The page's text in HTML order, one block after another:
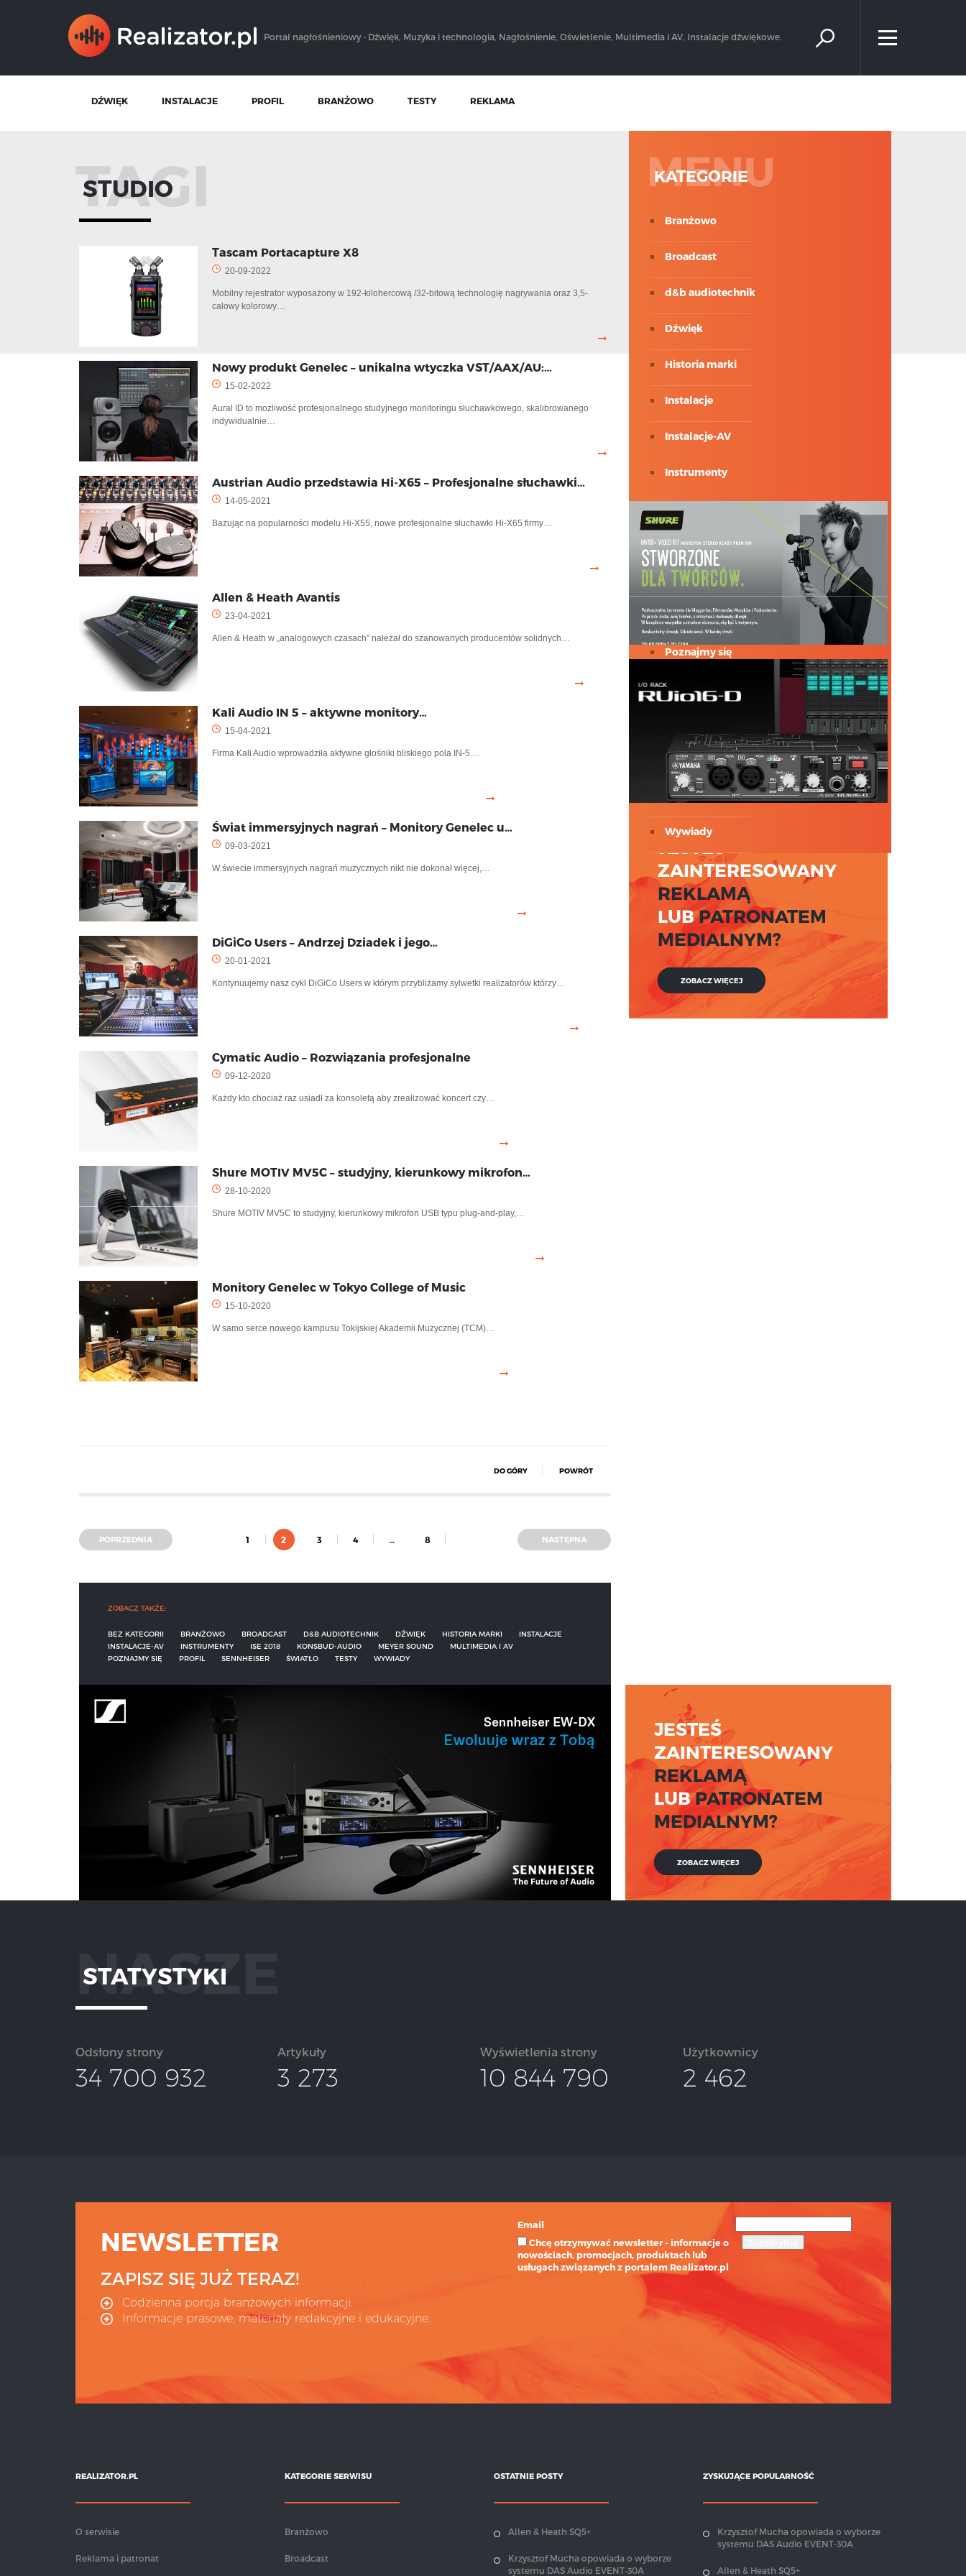
Portal nagłośnieniowy - Dźwięk, Muzyka i technologia, Nagłośnienie, Oświetlenie, Multimedia i AV, Instalacje dźwiękowe.
DŹWIĘK INSTALACJE PROFIL BRANŻOWO TESTY REKLAMA
TAGI
STUDIO MENU
KATEGORIE
Branżowo
Broadcast
d&b audiotechnik
Dźwięk
Historia marki
Instalacje
Instalacje-AV
Instrumenty
ISE 2018
Konsbud-Audio
Meyer Sound
Multimedia i av
Poznajmy się
Profil
Światło
Testy
Wywiady
Tascam Portacapture X8
20-09-2022
Mobilny rejestrator wyposażony w 192-kilohercową /32-bitową technologię nagrywania oraz 3,5-
calowy kolorowy…
Nowy produkt Genelec – unikalna wtyczka VST/AAX/AU:…
15-02-2022
Aural ID to możliwość profesjonalnego studyjnego monitoringu słuchawkowego, skalibrowanego
indywidualnie…
Austrian Audio przedstawia Hi-X65 – Profesjonalne słuchawki…
14-05-2021
Bazując na popularności modelu Hi-X55, nowe profesjonalne słuchawki Hi-X65 firmy…
Allen & Heath Avantis
23-04-2021
Allen & Heath w „analogowych czasach” należał do szanowanych producentów solidnych…
Kali Audio IN 5 – aktywne monitory…
15-04-2021
Firma Kali Audio wprowadziła aktywne głośniki bliskiego pola IN-5.…
Świat immersyjnych nagrań – Monitory Genelec u…
09-03-2021
W świecie immersyjnych nagrań muzycznych nikt nie dokonał więcej,…
DiGiCo Users – Andrzej Dziadek i jego…
20-01-2021
Kontynuujemy nasz cykl DiGiCo Users w którym przybliżamy sylwetki realizatorów którzy…
Cymatic Audio – Rozwiązania profesjonalne
09-12-2020
Każdy kto chociaż raz usiadł za konsoletą aby zrealizować koncert czy…
Shure MOTIV MV5C – studyjny, kierunkowy mikrofon…
28-10-2020
Shure MOTIV MV5C to studyjny, kierunkowy mikrofon USB typu plug-and-play,…
Monitory Genelec w Tokyo College of Music
15-10-2020
W samo serce nowego kampusu Tokijskiej Akademii Muzycznej (TCM)…
DO GÓRY POWRÓT
POPRZEDNIA 1 2 3 4 … 8 NASTĘPNA
ZOBACZ TAKŻE:
BEZ KATEGORII BRANŻOWO BROADCAST D&B AUDIOTECHNIK DŹWIĘK HISTORIA MARKI
INSTALACJE
INSTALACJE-AV
INSTRUMENTY ISE 2018 KONSBUD-AUDIO MEYER SOUND
MULTIMEDIA I AV
POZNAJMY SIĘ
PROFIL SENNHEISER ŚWIATŁO TESTY WYWIADY
JESTEŚ
ZAINTERESOWANY
REKLAMĄ
LUBPATRONATEM
MEDIALNYM?
ZOBACZ WIĘCEJ
JESTEŚ
ZAINTERESOWANY
REKLAMĄ
LUBPATRONATEM
MEDIALNYM?
ZOBACZ WIĘCEJ
NASZE
STATYSTYKI
Odsłony strony
34 700 932
Artykuły
3 273
Wyświetlenia strony
10 844 790
Użytkownicy
2 462
NEWSLETTER
ZAPISZ SIĘ JUŻ TERAZ!
Codzienna porcja branżowych informacji.
Informacje prasowe, materiały redakcyjne i edukacyjne.
Email
Chcę otrzymywać newsletter - informacje o
nowościach, promocjach, produktach lub
usługach związanych z portalem Realizator.pl
REALIZATOR.PL
O serwisie
Reklama i patronat
KATEGORIE SERWISU
Branżowo
Broadcast
OSTATNIE POSTY
Allen & Heath SQ5+
Krzysztof Mucha opowiada o wyborze
systemu DAS Audio EVENT-30A
ZYSKUJĄCE POPULARNOŚĆ
Krzysztof Mucha opowiada o wyborze
systemu DAS Audio EVENT-30A
Allen & Heath SQ5+